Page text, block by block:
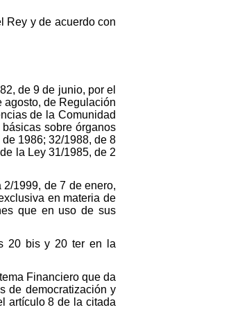
Rey y de acuerdo con
de 9 de junio, por el
agosto, de Regulación
de la Comunidad
sobre órganos
1986; 32/1988, de 8
la Ley 31/1985, de 2
1999, de 7 de enero,
en materia de
que en uso de sus
20 bis y 20 ter en la
Financiero que da
de democratización y
artículo 8 de la citada